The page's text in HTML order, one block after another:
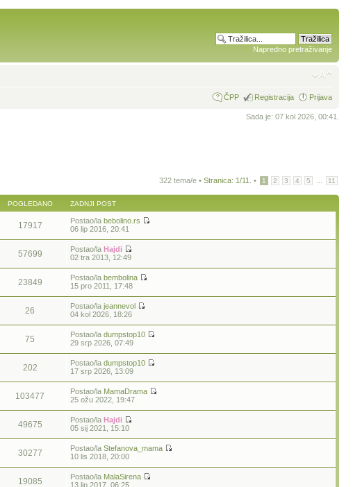
Napredno pretraživanje
ČPP Registracija Prijava
Sada je: 07 kol 2026, 00:41.
322 tema/e • Stranica: 1/11 • 1 2 3 4 5 11
POGLEDANO ZADNJI POST
17917 Postao/labebolino.rs
06 lip 2016, 20:41
57699 Postao/laHajdi
02 tra 2013, 12:49
23849 Postao/labembolina
15 pro 2011, 17:48
26 Postao/lajeannevol
04 kol 2026, 18:26
75 Postao/ladumpstop10
29 srp 2026, 07:49
202 Postao/ladumpstop10
17 srp 2026, 13:09
103477 Postao/la MamaDrama
25 ožu 2022, 19:47
49675 Postao/laHajdi
05 sij 2021, 15:10
30277 Postao/laStefanova_mama
10 lis 2018, 20:00
19085 Postao/la MalaSirena
13 lip 2017, 06:25